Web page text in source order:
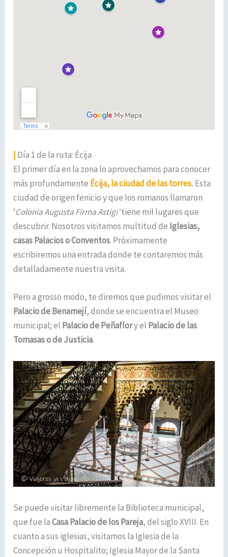
| Día 1 de la ruta: Écija
El primer día en la zona lo aprovechamos para conocer
más profundamente Écija, la ciudad de las torres.Esta
ciudad de origen fenicio y que los romanos llamaron
‘Colonia Augusta Firma Astigi’tiene mil lugares que
descubrir. Nosotros visitamos multitud de Iglesias,
casas Palacios o Conventos. Próximamente
escribiremos una entrada donde te contaremos más
detalladamente nuestra visita.
Pero a grosso modo, te diremos que pudimos visitar el
Palacio de Benamejí, donde se encuentra el Museo
municipal; el Palacio de Peñaflory el Palacio de las
Tomasas o de Justicia.
Se puede visitar libremente la Biblioteca municipal,
que fue laCasa Palacio de los Pareja, del siglo XVIII. En
cuanto a sus iglesias, visitamos la Iglesia de la
Concepción u Hospitalito; Iglesia Mayor de la Santa